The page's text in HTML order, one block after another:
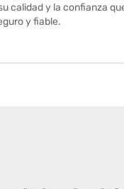
calidad y la confianza
y fiable.